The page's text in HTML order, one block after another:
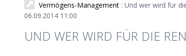
Vermögens-Management : Und wer wird für
06.09.2014 11:00
UND WER WIRD FÜR DIE